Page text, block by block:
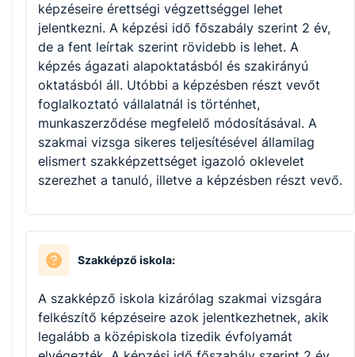
képzéseire érettségi végzettséggel lehet
jelentkezni. A képzési idő főszabály szerint 2 év,
de a fent leírtak szerint rövidebb is lehet. A
képzés ágazati alapoktatásból és szakirányú
oktatásból áll. Utóbbi a képzésben részt vevőt
foglalkoztató vállalatnál is történhet,
munkaszerződése megfelelő módosításával. A
szakmai vizsga sikeres teljesítésével államilag
elismert szakképzettséget igazoló oklevelet
szerezhet a tanuló, illetve a képzésben részt vevő.
Szakképző iskola:
A szakképző iskola kizárólag szakmai vizsgára
felkészítő képzéseire azok jelentkezhetnek, akik
legalább a középiskola tizedik évfolyamát